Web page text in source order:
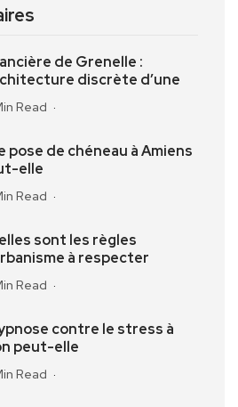
de Grenelle :
discrète d’une
Read
pose de chéneau à Amiens
elle
Read
sont les règles
à respecter
Read
contre le stress à
peut-elle
Read